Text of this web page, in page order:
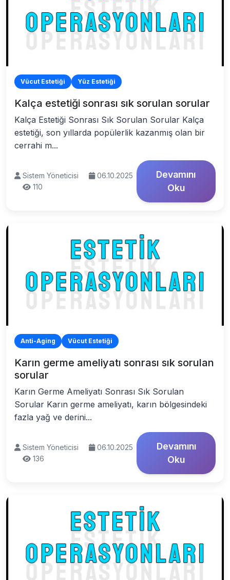
Vücut Estetiği Yüz Estetiği
Kalça estetiği sonrası sık sorulan sorular
Kalça Estetiği Sonrası Sık Sorulan Sorular Kalça
estetiği, son yıllarda popülerlik kazanmış olan bir
cerrahi m...
Sistem Yöneticisi
06.10.2025
110
Devamını
Oku
Anti-Aging Vücut Estetiği
Karın germe ameliyatı sonrası sık sorulan
sorular
Karın Germe Ameliyatı Sonrası Sık Sorulan
Sorular Karın germe ameliyatı, karın bölgesindeki
fazla yağ ve derini...
Sistem Yöneticisi
06.10.2025
136
Devamını
Oku